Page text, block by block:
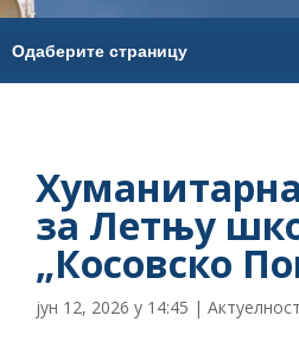
за Летњу
„Косовско
јун 12, 2026 у 14:45 |